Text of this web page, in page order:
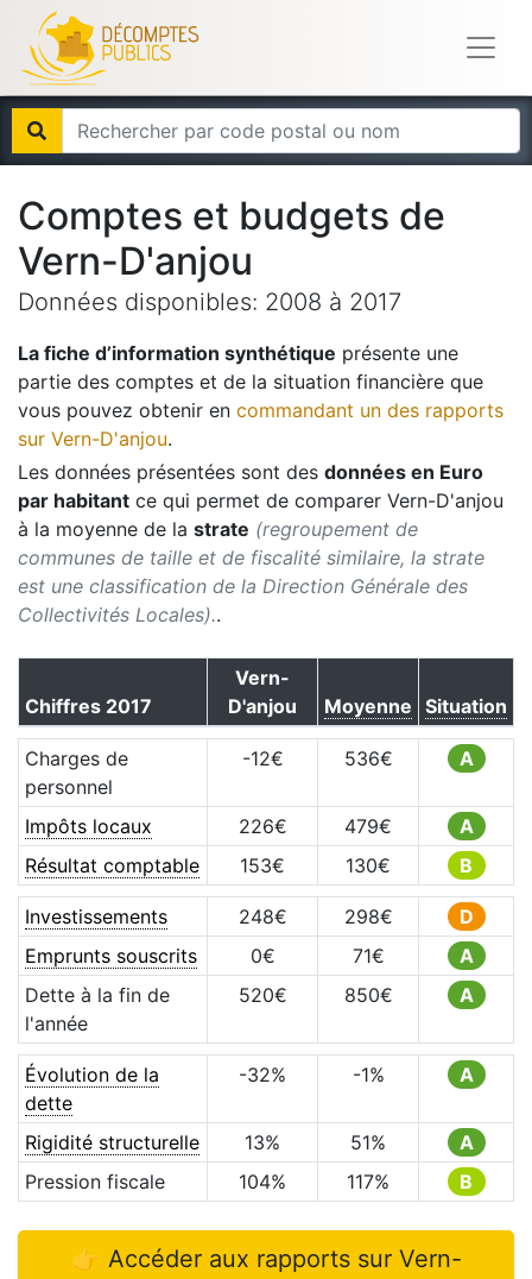
Comptes et budgets de
Vern-D'anjou
Données disponibles: 2008 à 2017
La fiche d’information synthétique présente une
partie des comptes et de la situation financière que
vous pouvez obtenir en commandant un des rapports
sur Vern-D'anjou.
Les données présentées sont des données en Euro
par habitant ce qui permet de comparer Vern-D'anjou
à la moyenne de la strate (regroupement de
communes de taille et de fiscalité similaire, la strate
est une classification de la Direction Générale des
Collectivités Locales)..
Chiffres 2017
Vern-
D'anjou
Moyenne Situation
Charges de
personnel
-12€ 536€ A
Impôts locaux 226€ 479€
A
Résultat comptable
153€ 130€ B
Investissements 248€ 298€
D
Emprunts souscrits
0€ 71€
A
Dette à la fin de
l'année
520€ 850€ A
Évolution de la
dette
-32% -1% A
Rigidité structurelle 13% 51%
A
Pression fiscale
104% 117% B
👉 Accéder aux rapports sur Vern-